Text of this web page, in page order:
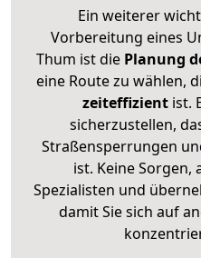
Ein weiterer
Vorbereitung eines
Thum ist die Planung
eine Route zu wählen,
zeiteffizientist.
sicherzustellen,
Straßensperrungen
ist. Keine Sorgen,
Spezialisten und
damit Sie sich auf